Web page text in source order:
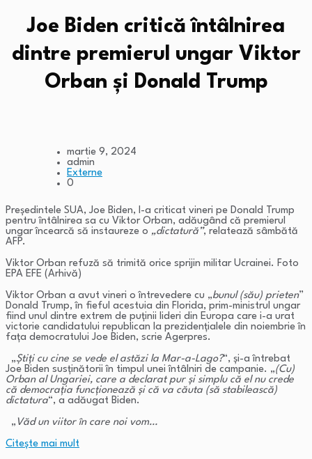
Joe Biden critică întâlnirea
dintre premierul ungar Viktor
Orban și Donald Trump
martie 9, 2024
admin
Externe
0
Președintele SUA, Joe Biden, l-a criticat vineri pe Donald Trump
pentru întâlnirea sa cu Viktor Orban, adăugând că premierul
ungar încearcă să instaureze o „dictatură”, relatează sâmbătă
AFP.
Viktor Orban refuză să trimită orice sprijin militar Ucrainei. Foto
EPA EFE (Arhivă)
Viktor Orban a avut vineri o întrevedere cu „bunul (său) prieten”
Donald Trump, în fieful acestuia din Florida, prim-ministrul ungar
fiind unul dintre extrem de puţinii lideri din Europa care i-a urat
victorie candidatului republican la prezidenţialele din noiembrie în
faţa democratului Joe Biden, scrie Agerpres.
„Ştiţi cu cine se vede el astăzi la Mar-a-Lago?“, şi-a întrebat
Joe Biden susţinătorii în timpul unei întâlniri de campanie. „(Cu)
Orban al Ungariei, care a declarat pur şi simplu că el nu crede
că democraţia funcţionează şi că va căuta (să stabilească)
dictatura“, a adăugat Biden.
„ Văd un viitor în care noi vom…
Citeşte mai mult